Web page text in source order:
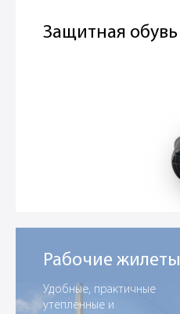
Защитная обувь
Рабочие жилеты
Удобные, практичные
утепленные и